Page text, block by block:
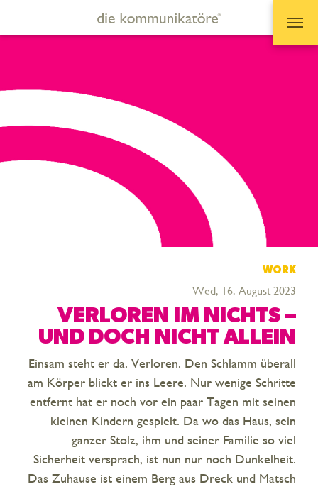
WORK
Wed, 16. August 2023
VERLOREN IM NICHTS –
UND DOCH NICHT ALLEIN
Einsam steht er da. Verloren. Den Schlamm überall
am Körper blickt er ins Leere. Nur wenige Schritte
entfernt hat er noch vor ein paar Tagen mit seinen
kleinen Kindern gespielt. Da wo das Haus, sein
ganzer Stolz, ihm und seiner Familie so viel
Sicherheit versprach, ist nun nur noch Dunkelheit.
Das Zuhause ist einem Berg aus Dreck und Matsch